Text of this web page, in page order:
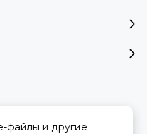
платформы InSales
файлы и другие